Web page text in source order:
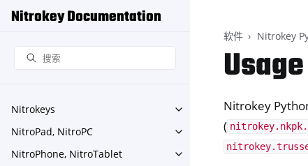
Nitrokey Documentation
Nitrokeys
Toggle navigation of
NitroPad, NitroPC
Toggle navigation of
NitroPhone, NitroTablet
Toggle navigation of
软件 Nitrokey
Nitrokey
(